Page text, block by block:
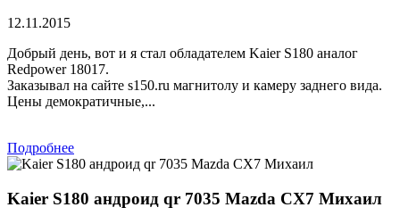
12.11.2015
Добрый день, вот и я стал обладателем Kaier S180 аналог
Redpower 18017.
Заказывал на сайте s150.ru магнитолу и камеру заднего вида.
Цены демократичные,...
Подробнее
Kaier S180 андроид qr 7035 Mazda CX7 Михаил